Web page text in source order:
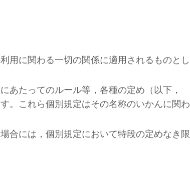
用に関わる一切の関係に適用されるものとし
あたってのルール等，各種の定め（以下，
。これら個別規定はその名称のいかんに関わ
合には，個別規定において特段の定めなき限